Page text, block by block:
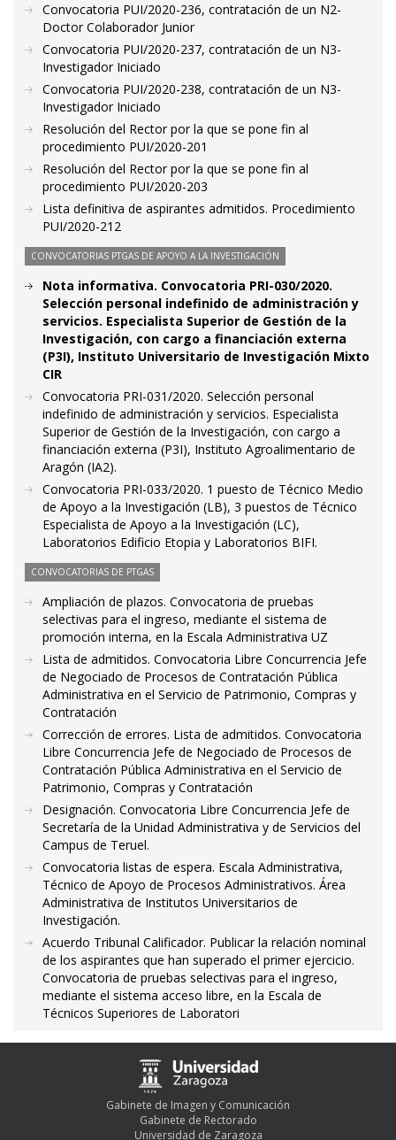
Convocatoria PUI/2020-236, contratación de un N2-
Doctor Colaborador Junior
Convocatoria PUI/2020-237, contratación de un N3-
Investigador Iniciado
Convocatoria PUI/2020-238, contratación de un N3-
Investigador Iniciado
Resolución del Rector por la que se pone fin al
procedimiento PUI/2020-201
Resolución del Rector por la que se pone fin al
procedimiento PUI/2020-203
Lista definitiva de aspirantes admitidos. Procedimiento
PUI/2020-212
CONVOCATORIAS PTGAS DE APOYO A LA INVESTIGACIÓN
Nota informativa. Convocatoria PRI-030/2020.
Selección personal indefinido de administración y
servicios. Especialista Superior de Gestión de la
Investigación, con cargo a financiación externa
(P3I), Instituto Universitario de Investigación Mixto
CIR
Convocatoria PRI-031/2020. Selección personal
indefinido de administración y servicios. Especialista
Superior de Gestión de la Investigación, con cargo a
financiación externa (P3I), Instituto Agroalimentario de
Aragón (IA2).
Convocatoria PRI-033/2020. 1 puesto de Técnico Medio
de Apoyo a la Investigación (LB), 3 puestos de Técnico
Especialista de Apoyo a la Investigación (LC),
Laboratorios Edificio Etopia y Laboratorios BIFI.
CONVOCATORIAS DE PTGAS
Ampliación de plazos. Convocatoria de pruebas
selectivas para el ingreso, mediante el sistema de
promoción interna, en la Escala Administrativa UZ
Lista de admitidos. Convocatoria Libre Concurrencia Jefe
de Negociado de Procesos de Contratación Pública
Administrativa en el Servicio de Patrimonio, Compras y
Contratación
Corrección de errores. Lista de admitidos. Convocatoria
Libre Concurrencia Jefe de Negociado de Procesos de
Contratación Pública Administrativa en el Servicio de
Patrimonio, Compras y Contratación
Designación. Convocatoria Libre Concurrencia Jefe de
Secretaría de la Unidad Administrativa y de Servicios del
Campus de Teruel.
Convocatoria listas de espera. Escala Administrativa,
Técnico de Apoyo de Procesos Administrativos. Área
Administrativa de Institutos Universitarios de
Investigación.
Acuerdo Tribunal Calificador. Publicar la relación nominal
de los aspirantes que han superado el primer ejercicio.
Convocatoria de pruebas selectivas para el ingreso,
mediante el sistema acceso libre, en la Escala de
Técnicos Superiores de Laboratori
Gabinete de Imagen y Comunicación
Gabinete de Rectorado
Universidad de Zaragoza